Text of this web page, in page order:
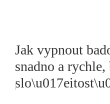
Jak vypnout
snadno a rychle,